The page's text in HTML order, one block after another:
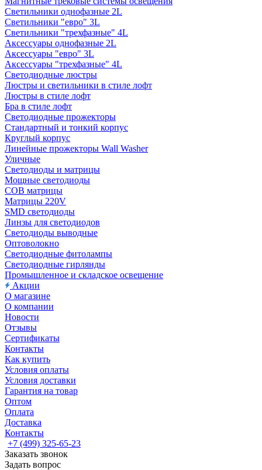
Светильники однофазные 2L
Светильники "евро" 3L
Светильники "трехфазные" 4L
Аксессуары однофазные 2L
Аксессуары "евро" 3L
Аксессуары "трехфазные" 4L
Светодиодные люстры
Люстры и светильники в стиле лофт
Люстры в стиле лофт
Бра в стиле лофт
Светодиодные прожекторы
Стандартный и тонкий корпус
Круглый корпус
Линейные прожекторы Wall Washer
Уличные
Светодиоды и матрицы
Мощные светодиоды
COB матрицы
Матрицы 220V
SMD светодиоды
Линзы для светодиодов
Светодиоды выводные
Оптоволокно
Светодиодные фитолампы
Светодиодные гирлянды
Промышленное и складское освещение
Акции
О магазине
О компании
Новости
Отзывы
Сертификаты
Контакты
Как купить
Условия оплаты
Условия доставки
Гарантия на товар
Оптом
Оплата
Доставка
Контакты
+7 (499) 325-65-23
Заказать звонок
Задать вопрос